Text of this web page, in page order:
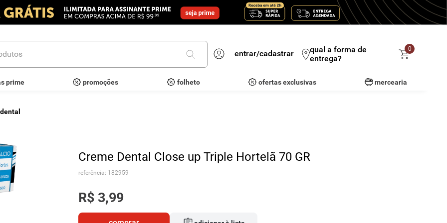
entrar/cadastrar
qual a forma de
entrega?
0
prime promoções folheto ofertas exclusivas mercearia
Creme Dental Close up Triple Hortelã 70 GR
referência: 182959
R$ 3,99